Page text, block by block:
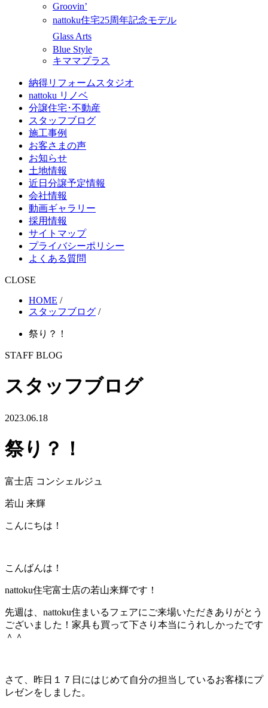
Groovin’
nattoku住宅25周年記念モデル
Glass Arts
Blue Style
キママプラス
納得リフォームスタジオ
nattoku リノベ
分譲住宅･不動産
スタッフブログ
施工事例
お客さまの声
お知らせ
土地情報
近日分譲予定情報
会社情報
動画ギャラリー
採用情報
サイトマップ
プライバシーポリシー
よくある質問
CLOSE
HOME /
スタッフブログ /
祭り？！
STAFF BLOG
スタッフブログ
2023.06.18
祭り？！
富士店 コンシェルジュ
若山 来輝
こんにちは！
こんばんは！
nattoku住宅富士店の若山来輝です！
先週は、nattoku住まいるフェアにご来場いただきありがとう
ございました！家具も買って下さり本当にうれしかったです
＾＾
さて、昨日１７日にはじめて自分の担当しているお客様にプ
レゼンをしました。